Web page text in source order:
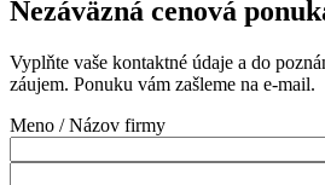
Nezáväzná cenová
Vyplňte vaše kontaktné údaje a do
záujem. Ponuku vám zašleme na e-mail.
Meno / Názov firmy